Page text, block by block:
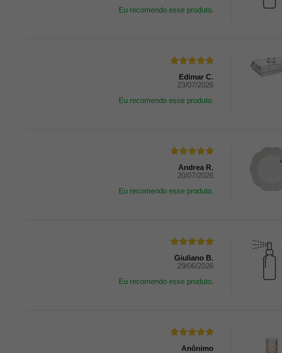
Eu recomendo esse produto.
Edimar C.
23/07/2026
Eu recomendo esse produto.
Andrea R.
20/07/2026
Eu recomendo esse produto.
Giuliano B.
29/06/2026
Eu recomendo esse produto.
Anônimo